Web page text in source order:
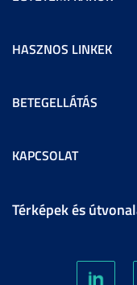
HASZNOS LINKEK
BETEGELLÁTÁS
KAPCSOLAT
Térképek és